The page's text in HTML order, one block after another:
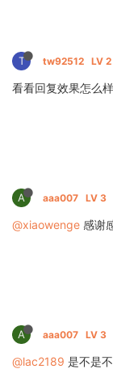
T tw92512 LV 2
看看回复效果怎么样
A aaa007 LV 3
@xiaowenge 感谢
A aaa007 LV 3
@lac2189 是不是